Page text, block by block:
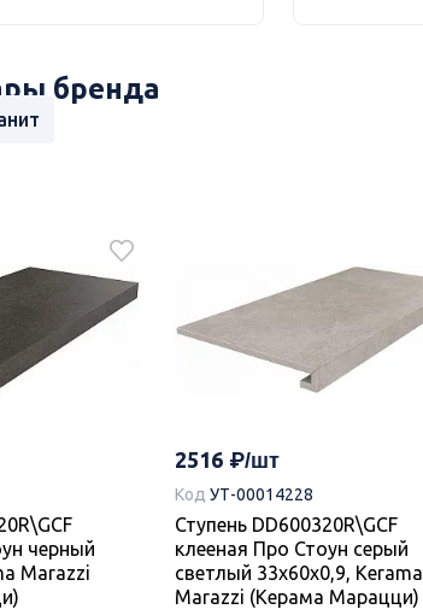
бренда
черный
Marazzi
2516
Код УТ-00014228
Ступень DD600320R\GCF
клееная Про Стоун серый
светлый 33x60x0,9, Kerama
Marazzi (Керама Марацци)